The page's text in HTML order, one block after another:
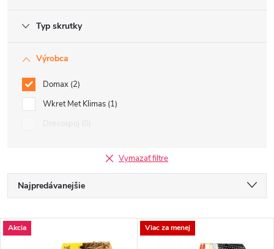
Typ skrutky
Výrobca
Domax 2
Wkret Met Klimas 1
Vymazať filtre
R
a
Najpredávanejšie
Najlacnejšie
V
Akcia Viac za menej